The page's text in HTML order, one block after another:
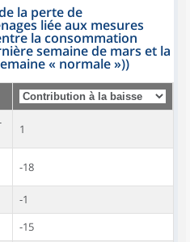
la perte de
liée aux mesures
la consommation
semaine de mars et la
« normale »))
1
-18
-1
-15